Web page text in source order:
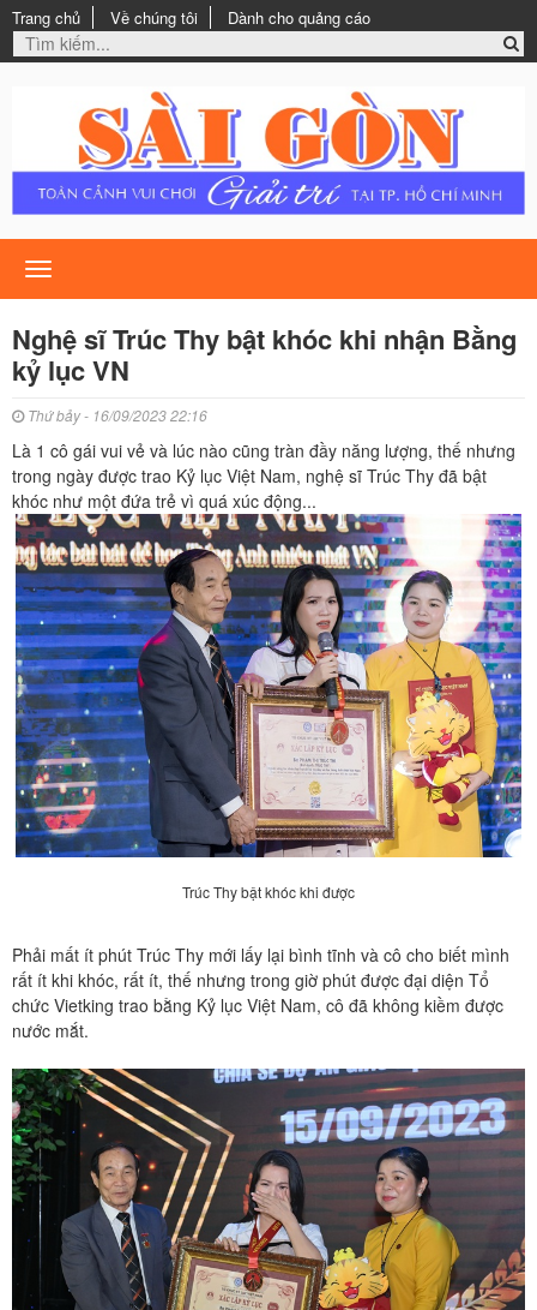
Trang chủ Về chúng tôi Dành cho quảng cáo
Toggle
navigation
Nghệ sĩ Trúc Thy bật khóc khi nhận Bằng
kỷ lục VN
Thứ bảy - 16/09/2023 22:16
Là 1 cô gái vui vẻ và lúc nào cũng tràn đầy năng lượng, thế nhưng
trong ngày được trao Kỷ lục Việt Nam, nghệ sĩ Trúc Thy đã bật
khóc như một đứa trẻ vì quá xúc động...
Trúc Thy bật khóc khi được
Phải mất ít phút Trúc Thy mới lấy lại bình tĩnh và cô cho biết mình
rất ít khi khóc, rất ít, thế nhưng trong giờ phút được đại diện Tổ
chức Vietking trao bằng Kỷ lục Việt Nam, cô đã không kiềm được
nước mắt.